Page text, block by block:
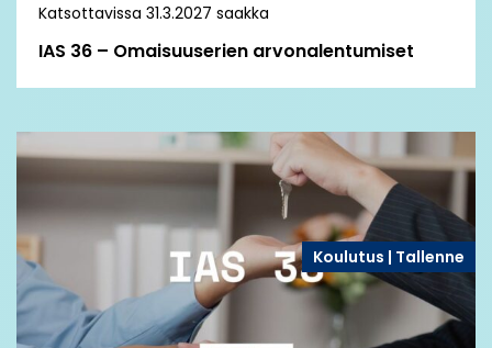
Katsottavissa 31.3.2027 saakka
IAS 36 – Omaisuuserien arvonalentumiset
Koulutus | Tallenne